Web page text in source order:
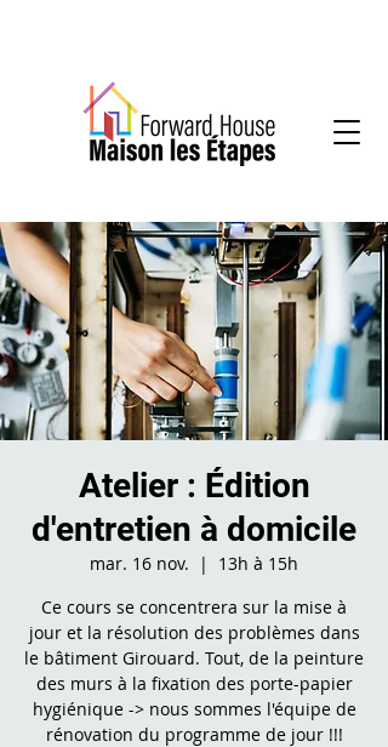
Atelier : Édition
d'entretien à domicile
mar. 16 nov.
  |
13h à 15h
Ce cours se concentrera sur la mise à
jour et la résolution des problèmes dans
le bâtiment Girouard. Tout, de la peinture
des murs à la fixation des porte-papier
hygiénique -> nous sommes l'équipe de
rénovation du programme de jour !!!